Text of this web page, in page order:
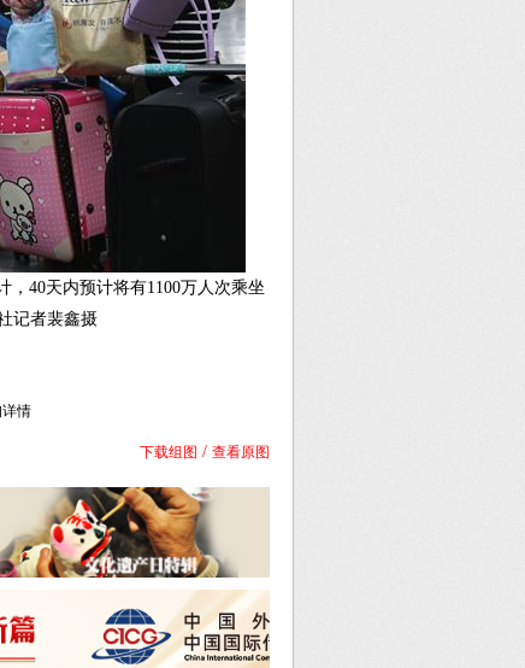
40天内预计将有1100万人次乘坐
记者裴鑫摄
情
下载组图 / 查看原图